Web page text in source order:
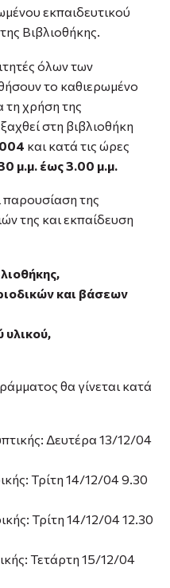
εκπαιδευτικού
Βιβλιοθήκης.
όλων των
το καθιερωμένο
τη χρήση της
στη βιβλιοθήκη
και κατά τις ώρες
μ.μ. έως 3.00 μ.μ.
της
της και εκπαίδευση
και βάσεων
υλικού,
θα γίνεται κατά
Δευτέρα 13/12/04
Τρίτη 14/12/04 9.30
Τρίτη 14/12/04 12.30
Τετάρτη 15/12/04